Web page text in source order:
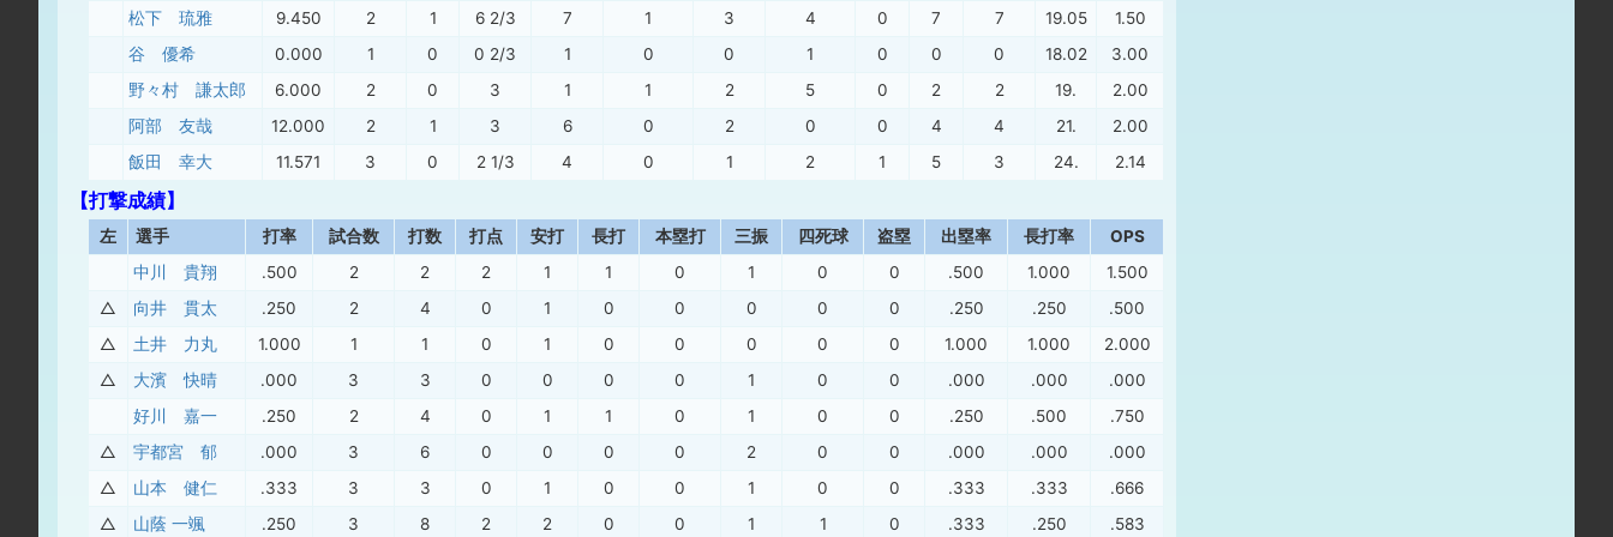
松下 琉雅 9.450 2 1 6 2/3 7 1 3 4 0 7 7 19.05
1.50
谷 優希
0.000 1 0 0 2/3 1 0 0 1 0 0 0 18.02
3.00
野々村 謙太郎
6.000 2 0 3 1 1 2 5 0 2 2 19.
2.00
阿部 友哉
12.000 2 1 3 6 0 2 0 0 4 4 21.
2.00
飯田 幸大
11.571 3 0 2 1/3 4 0 1 2 1 5 3 24. 2.14
【打撃成績】
左 選手 打率 試合数 打数 打点 安打 長打 本塁打 三振 四死球 盗塁 出塁率 長打率
OPS
中川 貴翔
.500 2 2 2 1 1 0 1 0 0 .500 1.000
1.500
△
向井 貫太 .250 2 4 0 1 0 0 0 0 0 .250 .250
.500
△
土井 力丸 1.000 1 1 0 1 0 0 0 0 0 1.000 1.000
2.000
△
大濱 快晴 .000 3 3 0 0 0 0 1 0 0 .000 .000
.000
好川 嘉一
.250 2 4 0 1 1 0 1 0 0 .250 .500
.750
△
宇都宮 郁 .000 3 6 0 0 0 0 2 0 0 .000 .000
.000
△
山本 健仁 .333 3 3 0 1 0 0 1 0 0 .333 .333
.666
△
山蔭 一颯 .250 3 8 2 2 0 0 1 1 0 .333 .250 .583